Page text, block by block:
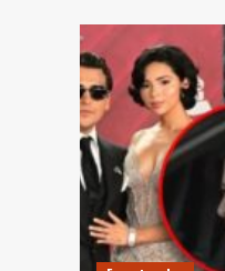
¡Hermanas
históricas!
Mía
y
Lía
Cueva
le
dan
México
la
primera